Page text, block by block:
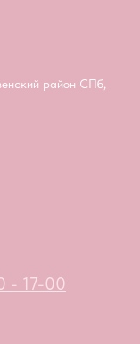
район СПб,
17-00